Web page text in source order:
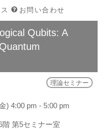
お問い合わせ
Qubits: A
理論セミナー
) 4:00 pm - 5:00 pm
第5セミナー室